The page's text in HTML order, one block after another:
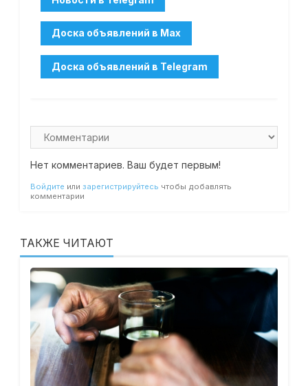
Нет комментариев. Ваш будет первым!
Войдите или зарегистрируйтесь чтобы добавлять
комментарии
ТАКЖЕ ЧИТАЮТ